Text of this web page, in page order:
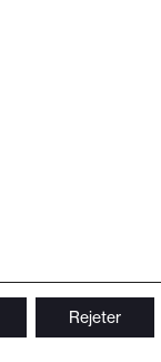
Rejeter